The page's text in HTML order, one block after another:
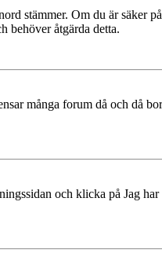
stämmer. Om du är säker
behöver åtgärda detta.
många forum då och då
och klicka på Jag